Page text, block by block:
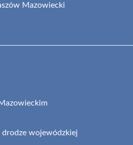
Mazowiecki
wojewódzkiej